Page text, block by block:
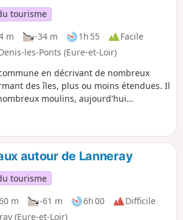
tourisme
m -34 m 1h 55
Facile
les-Ponts (Eure-et-Loir)
en décrivant de nombreux
des îles, plus ou moins étendues. Il
moulins, aujourd'hui
autour de Lanneray
tourisme
m -61 m 6h 00
Difficile
(Eure-et-Loir)